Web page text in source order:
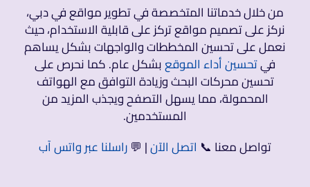
من خلال خدماتنا المتخصصة في تطوير مواقع في دبي،
نركز على تصميم مواقع تركز على قابلية الاستخدام، حيث
نعمل على تحسين المخططات والواجهات بشكل يساهم
فيتحسين أداء الموقعبشكل عام. كما نحرص على
تحسين محركات البحث وزيادة التوافق مع الهواتف
المحمولة، مما يسهل التصفح ويجذب المزيد من
المستخدمين.
تواصل معنا 📞 اتصل الآن| 💬راسلنا عبر واتس آب